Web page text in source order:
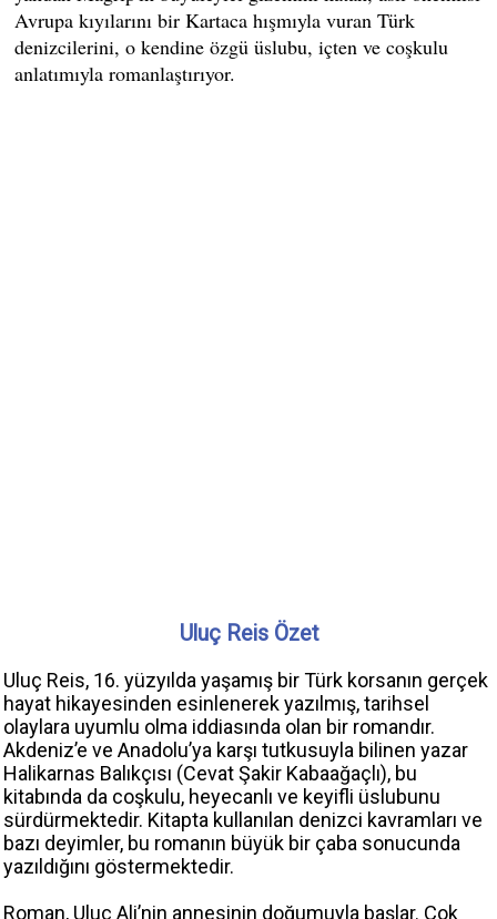
Uluç Reis Özet
Uluç Reis, 16. yüzyılda yaşamış bir Türk korsanın gerçek
hayat hikayesinden esinlenerek yazılmış, tarihsel
olaylara uyumlu olma iddiasında olan bir romandır.
Akdeniz’e ve Anadolu’ya karşı tutkusuyla bilinen yazar
Halikarnas Balıkçısı (Cevat Şakir Kabaağaçlı), bu
kitabında da coşkulu, heyecanlı ve keyifli üslubunu
sürdürmektedir. Kitapta kullanılan denizci kavramları ve
bazı deyimler, bu romanın büyük bir çaba sonucunda
yazıldığını göstermektedir.
Roman, Uluç Ali’nin annesinin doğumuyla başlar. Çok